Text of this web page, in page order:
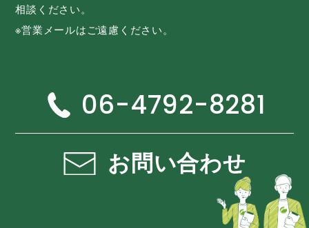
相談ください。
※営業メールはご遠慮ください。
06-4792-8281
お問い合わせ